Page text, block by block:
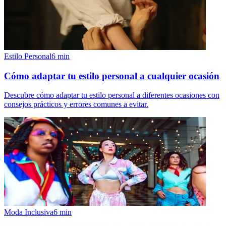
Estilo Personal6 min
Cómo adaptar tu estilo personal a cualquier ocasión
Descubre cómo adaptar tu estilo personal a diferentes ocasiones con
consejos prácticos y errores comunes a evitar.
Moda Inclusiva6 min